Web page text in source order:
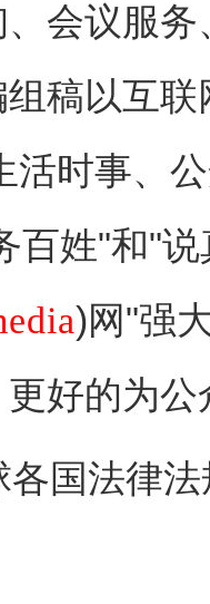
会议服
稿以互
活时事、
百姓"和"
)网"强
好的为公
各国法律